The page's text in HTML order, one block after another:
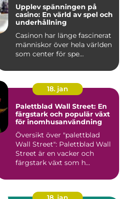
Upplev spänningen på
casino: En värld av spel och
underhållning
Casinon har länge fascinerat
människor över hela världen
som center för spe...
18. jan
Palettblad Wall Street: En
färgstark och populär växt
för inomhusanvändning
Översikt över "palettblad
Wall Street": Palettblad Wall
Street är en vacker och
färgstark växt som h...